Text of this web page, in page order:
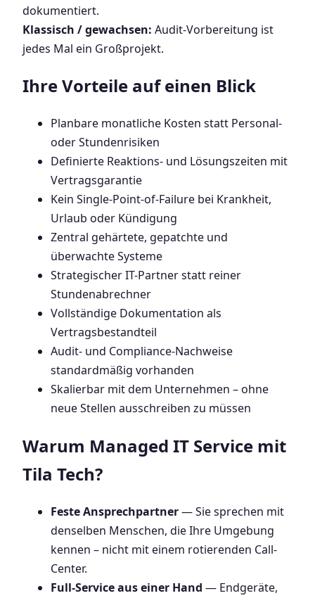
dokumentiert.
Klassisch / gewachsen: Audit-Vorbereitung ist
jedes Mal ein Großprojekt.
Ihre Vorteile auf einen Blick
Planbare monatliche Kosten statt Personal-
oder Stundenrisiken
Definierte Reaktions- und Lösungszeiten mit
Vertragsgarantie
Kein Single-Point-of-Failure bei Krankheit,
Urlaub oder Kündigung
Zentral gehärtete, gepatchte und
überwachte Systeme
Strategischer IT-Partner statt reiner
Stundenabrechner
Vollständige Dokumentation als
Vertragsbestandteil
Audit- und Compliance-Nachweise
standardmäßig vorhanden
Skalierbar mit dem Unternehmen – ohne
neue Stellen ausschreiben zu müssen
Warum Managed IT Service mit
Tila Tech?
Feste Ansprechpartner— Sie sprechen mit
denselben Menschen, die Ihre Umgebung
kennen – nicht mit einem rotierenden Call-
Center.
Full-Service aus einer Hand — Endgeräte,